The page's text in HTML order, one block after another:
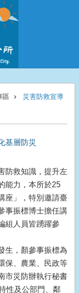
區 災害防救宣導
基層防災
防救知識，提升左
能力，本所於25
座」，特別邀請臺
事振標博士擔任講
組人員皆踴躍參
生，顏參事振標為
保、農業、民政等
市災防辦執行秘書
性及公部門、鄰